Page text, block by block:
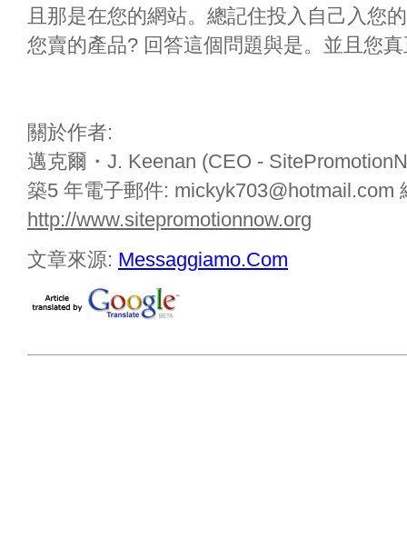
且那是在您的網站。總記住投入自己入您
您賣的產品? 回答這個問題與是。並且您
關於作者:
邁克爾・J. Keenan (CEO -
築5 年電子郵件: mickyk703@hotmail.com
http://www.sitepromotionnow.org
文章來源: Messaggiamo.Com